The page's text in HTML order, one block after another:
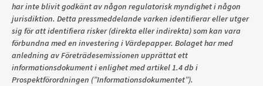
har inte blivit godkänt av någon regulatorisk myndighet i någon
jurisdiktion. Detta pressmeddelande varken identifierar eller utger
sig för att identifiera risker (direkta eller indirekta) som kan vara
förbundna med en investering i Värdepapper. Bolaget har med
anledning av Företrädesemissionen upprättat ett
informationsdokument i enlighet med artikel 1.4 db i
Prospektförordningen (”Informationsdokumentet”).